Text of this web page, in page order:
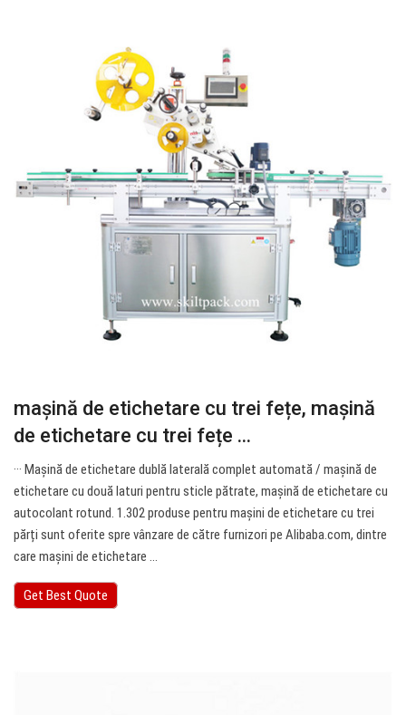
mașină de etichetare cu trei fețe, mașină
de etichetare cu trei fețe ...
··· Mașină de etichetare dublă laterală complet automată / mașină de
etichetare cu două laturi pentru sticle pătrate, mașină de etichetare cu
autocolant rotund. 1.302 produse pentru mașini de etichetare cu trei
părți sunt oferite spre vânzare de către furnizori pe Alibaba.com, dintre
care mașini de etichetare ...
Get Best Quote